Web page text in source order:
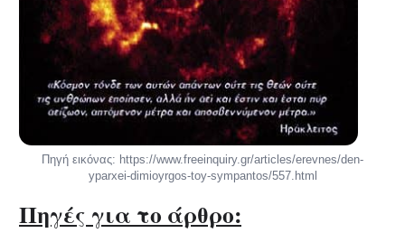
Πηγή εικόνας: https://www.freeinquiry.gr/articles/erevnes/den-
yparxei-dimioyrgos-toy-sympantos/557.html
Πηγές για το άρθρο: